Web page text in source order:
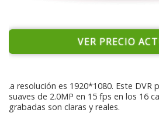
VER PRECIO
La resolución es 1920*1080. Este DVR
suaves de 2.0MP en 15 fps en los 16
grabadas son claras y reales.